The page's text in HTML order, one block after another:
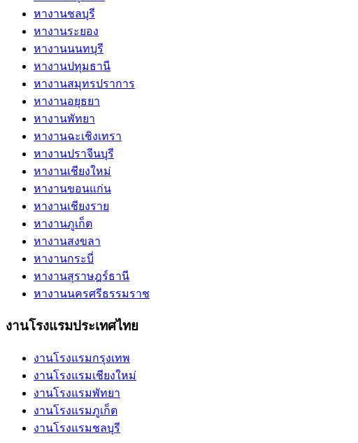
หางานชลบุรี
หางานระยอง
หางานนนทบุรี
หางานปทุมธานี
หางานสมุทรปราการ
หางานอยุธยา
หางานพัทยา
หางานฉะเชิงเทรา
หางานปราจีนบุรี
หางานเชียงใหม่
หางานขอนแก่น
หางานเชียงราย
หางานภูเก็ต
หางานสงขลา
หางานกระบี่
หางานสุราษฎร์ธานี
หางานนครศรีธรรมราช
งานโรงแรมประเทศไทย
งานโรงแรมกรุงเทพ
งานโรงแรมเชียงใหม่
งานโรงแรมพัทยา
งานโรงแรมภูเก็ต
งานโรงแรมชลบุรี